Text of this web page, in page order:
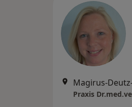
Magirus-
Praxis